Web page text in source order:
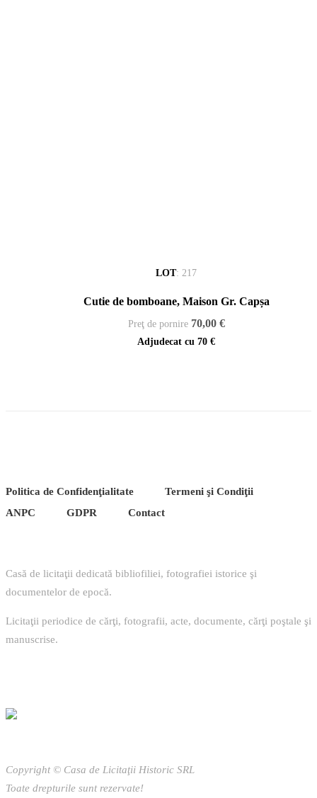
LOT: 217
Cutie de bomboane, Maison Gr. Capșa
Preţ de pornire 70,00 €
Adjudecat cu 70 €
Politica de Confidenţialitate
Termeni şi Condiţii
ANPC
GDPR Contact
Casă de licitaţii dedicată bibliofiliei, fotografiei istorice şi
documentelor de epocă.
Licitaţii periodice de cărţi, fotografii, acte, documente, cărţi poştale şi
manuscrise.
Copyright © Casa de Licitaţii Historic SRL
Toate drepturile sunt rezervate!